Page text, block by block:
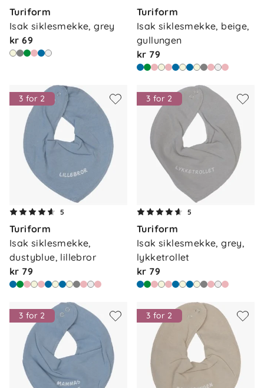
Turiform
Isak siklesmekke, grey
kr 69
Turiform
Isak siklesmekke, beige,
gullungen
kr 79
3 for 2
5
Turiform
Isak siklesmekke,
dustyblue, lillebror
kr 79
3 for 2
5
Turiform
Isak siklesmekke, grey,
lykketrollet
kr 79
3 for 2 3 for 2